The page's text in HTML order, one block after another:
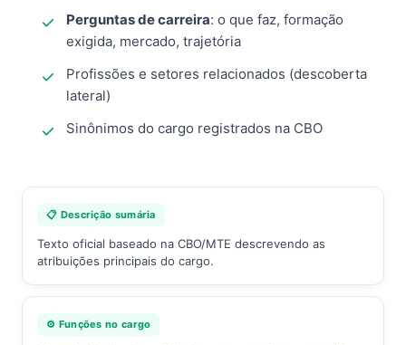
Perguntas de carreira: o que faz, formação
exigida, mercado, trajetória
Profissões e setores relacionados (descoberta
lateral)
Sinônimos do cargo registrados na CBO
📋 Descrição sumária
Texto oficial baseado na CBO/MTE descrevendo as
atribuições principais do cargo.
⚙️ Funções no cargo